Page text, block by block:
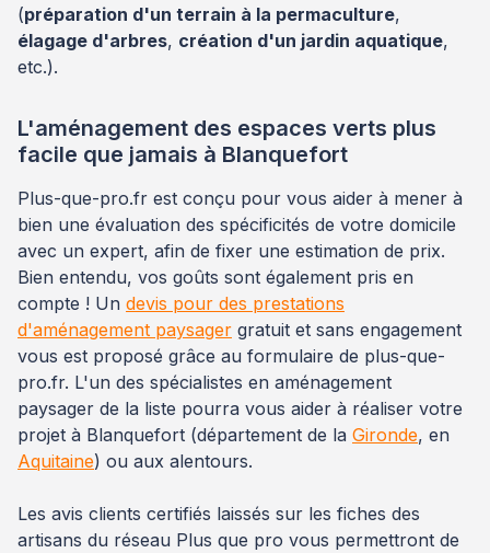
(préparation d'un terrain à la permaculture,
élagage d'arbres, création d'un jardin aquatique,
etc.).
L'aménagement des espaces verts plus
facile que jamais à Blanquefort
Plus-que-pro.fr est conçu pour vous aider à mener à
bien une évaluation des spécificités de votre domicile
avec un expert, afin de fixer une estimation de prix.
Bien entendu, vos goûts sont également pris en
compte ! Un devis pour des prestations
d'aménagement paysager gratuit et sans engagement
vous est proposé grâce au formulaire de plus-que-
pro.fr. L'un des spécialistes en aménagement
paysager de la liste pourra vous aider à réaliser votre
projet à Blanquefort (département de la Gironde, en
Aquitaine) ou aux alentours.
Les avis clients certifiés laissés sur les fiches des
artisans du réseau Plus que pro vous permettront de